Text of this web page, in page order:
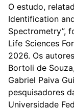
O estudo,
Identification
Spectrometry”,
Life Sciences
2026. Os
Bortoli de
Gabriel Paiva
pesquisadores
Universidade